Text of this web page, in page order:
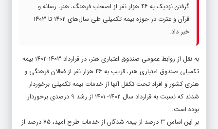
گرفتن نزدیک به ۴۶ هزار نفر از اصحاب فرهنگ، هنر، رسانه و
قرآن و عترت در حوزه بیمه تکمیلی طی سال‌های ۱۴۰۲ تا ۱۴۰۳
خبر داد.
به نقل از روابط عمومی صندوق اعتباری هنر، در قرارداد ۱۴۰۳-۱۴۰۲ بیمه
تکمیلی صندوق اعتباری هنر، قریب به ۴۶ هزار نفر از فعالان فرهنگی و
هنری کشور و افراد تحت تکفل آنها از خدمات بیمه تکمیلی برخوردار
شدند که نسبت به قرارداد سال ۱۴۰۲- ۱۴۰۱ از رشد ۹ درصدی برخوردار
بوده است.
بر این اساس ۳ درصد از بیمه شدگان از خدمات طرح امید، ۷۵ درصد از